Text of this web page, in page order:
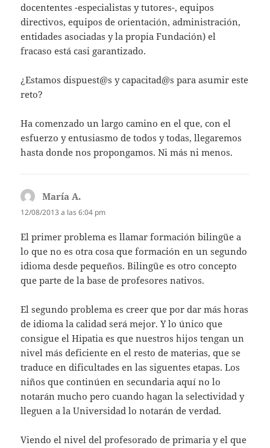
docententes -especialistas y tutores-, equipos
directivos, equipos de orientación, administración,
entidades asociadas y la propia Fundación) el
fracaso está casi garantizado.
¿Estamos dispuest@s y capacitad@s para asumir este
reto?
Ha comenzado un largo camino en el que, con el
esfuerzo y entusiasmo de todos y todas, llegaremos
hasta donde nos propongamos. Ni más ni menos.
María A.
12/08/2013 a las 6:04 pm
El primer problema es llamar formación bilingüe a
lo que no es otra cosa que formación en un segundo
idioma desde pequeños. Bilingüe es otro concepto
que parte de la base de profesores nativos.
El segundo problema es creer que por dar más horas
de idioma la calidad será mejor. Y lo único que
consigue el Hipatia es que nuestros hijos tengan un
nivel más deficiente en el resto de materias, que se
traduce en dificultades en las siguentes etapas. Los
niños que continúen en secundaria aquí no lo
notarán mucho pero cuando hagan la selectividad y
lleguen a la Universidad lo notarán de verdad.
Viendo el nivel del profesorado de primaria y el que